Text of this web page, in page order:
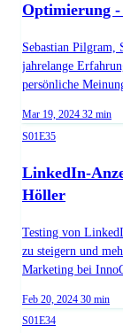
Optimierung
Sebastian Pilgram,
jahrelange
persönliche
der Conversion-
unfairen Vorteil
https://de.cro.cafe/
Published on
Mar 19, 2024 Duration:
32 min
Season 1, Episode 35
S01E35
LinkedIn-
Höller
Testing von
zu steigern und
Marketing bei
das volle Potenzial
ihre Top-Tipps für
Published on
Feb 20, 2024 Duration:
30 min
Season 1, Episode 34
S01E34